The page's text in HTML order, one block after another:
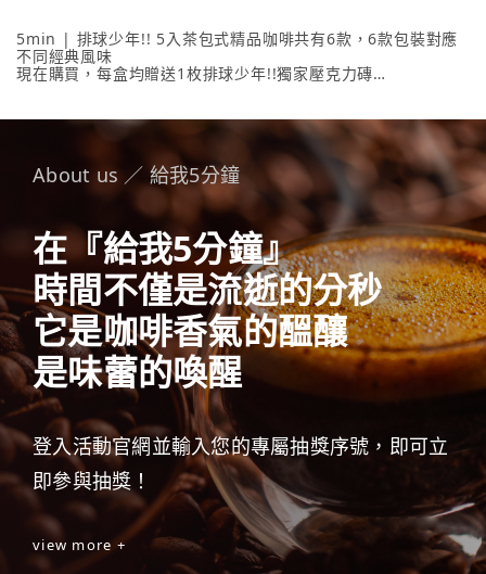
5min | 排球少年!! 5入茶包式精品咖啡共有6款，6款包裝對應
不同經典風味
現在購買，每盒均贈送1枚排球少年!!獨家壓克力磚
內容物包含： 5min | 排球少年!! 5入茶包式精品咖啡 （隨盒附
贈1枚壓克力磚）任選2款、《排球少年!!手機支架》任選1款。
About us ／ 給我5分鐘
在『給我5分鐘』
時間不僅是流逝的分秒
它是咖啡香氣的醞釀
是味蕾的喚醒
登入活動官網並輸入您的專屬抽獎序號，即可立
即參與抽獎！
view more +